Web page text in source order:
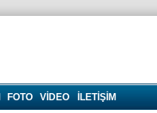
FOTO VIDEO İLETİŞİM